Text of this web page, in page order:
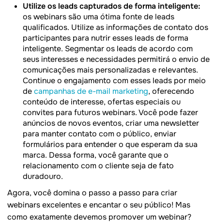
Utilize os leads capturados de forma inteligente:
os webinars são uma ótima fonte de leads
qualificados. Utilize as informações de contato dos
participantes para nutrir esses leads de forma
inteligente. Segmentar os leads de acordo com
seus interesses e necessidades permitirá o envio de
comunicações mais personalizadas e relevantes.
Continue o engajamento com esses leads por meio
decampanhas de e-mail marketing, oferecendo
conteúdo de interesse, ofertas especiais ou
convites para futuros webinars. Você pode fazer
anúncios de novos eventos, criar uma newsletter
para manter contato com o público, enviar
formulários para entender o que esperam da sua
marca. Dessa forma, você garante que o
relacionamento com o cliente seja de fato
duradouro.
Agora, você domina o passo a passo para criar
webinars excelentes e encantar o seu público! Mas
como exatamente devemos promover um webinar?